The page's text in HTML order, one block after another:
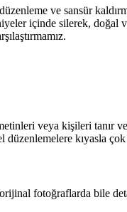
ve sansür
içinde silerek,
veya kişileri tanır
kıyasla çok
fotoğraflarda bile